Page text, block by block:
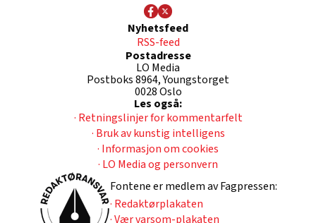
Nyhetsfeed
RSS-feed
Postadresse
LO Media
Postboks 8964, Youngstorget
0028 Oslo
Les også:
· Retningslinjer for kommentarfelt
· Bruk av kunstig intelligens
· Informasjon om cookies
· LO Media og personvern
Fontene er medlem av Fagpressen:
· Redaktørplakaten
· Vær varsom-plakaten